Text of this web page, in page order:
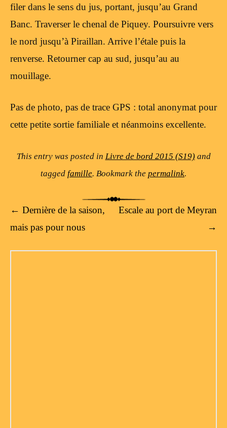
filer dans le sens du jus, portant, jusqu’au Grand
Banc. Traverser le chenal de Piquey. Poursuivre vers
le nord jusqu’à Piraillan. Arrive l’étale puis la
renverse. Retourner cap au sud, jusqu’au au
mouillage.
Pas de photo, pas de trace GPS : total anonymat pour
cette petite sortie familiale et néanmoins excellente.
This entry was posted in Livre de bord 2015 (S19)and
tagged famille. Bookmark the permalink.
Post navigation
← Dernière de la saison,
mais pas pour nous
Escale au port de Meyran
→